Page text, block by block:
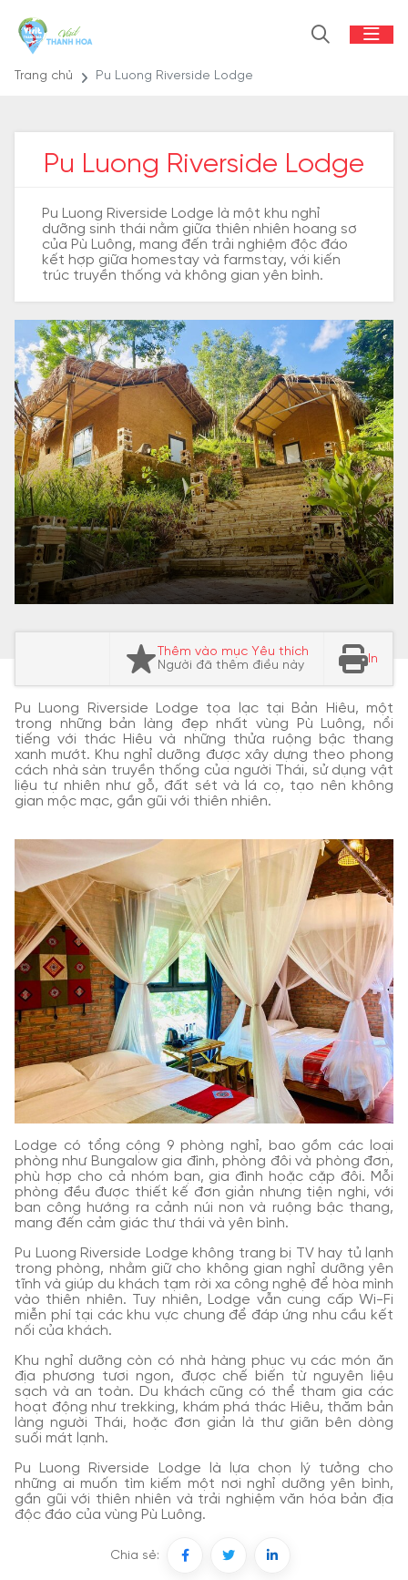
Trang chủ Pu Luong Riverside Lodge
Pu Luong Riverside Lodge
Pu Luong Riverside Lodge là một khu nghỉ
dưỡng sinh thái nằm giữa thiên nhiên hoang sơ
của Pù Luông, mang đến trải nghiệm độc đáo
kết hợp giữa homestay và farmstay, với kiến
trúc truyền thống và không gian yên bình.
Thêm vào mục Yêu thích
Người đã thêm điều này
In
Pu Luong Riverside Lodge tọa lạc tại Bản Hiêu, một
trong những bản làng đẹp nhất vùng Pù Luông, nổi
tiếng với thác Hiêu và những thửa ruộng bậc thang
xanh mướt. Khu nghỉ dưỡng được xây dựng theo phong
cách nhà sàn truyền thống của người Thái, sử dụng vật
liệu tự nhiên như gỗ, đất sét và lá cọ, tạo nên không
gian mộc mạc, gần gũi với thiên nhiên.
Lodge có tổng cộng 9 phòng nghỉ, bao gồm các loại
phòng như Bungalow gia đình, phòng đôi và phòng đơn,
phù hợp cho cả nhóm bạn, gia đình hoặc cặp đôi. Mỗi
phòng đều được thiết kế đơn giản nhưng tiện nghi, với
ban công hướng ra cảnh núi non và ruộng bậc thang,
mang đến cảm giác thư thái và yên bình.
Pu Luong Riverside Lodge không trang bị TV hay tủ lạnh
trong phòng, nhằm giữ cho không gian nghỉ dưỡng yên
tĩnh và giúp du khách tạm rời xa công nghệ để hòa mình
vào thiên nhiên. Tuy nhiên, Lodge vẫn cung cấp Wi-Fi
miễn phí tại các khu vực chung để đáp ứng nhu cầu kết
nối của khách.
Khu nghỉ dưỡng còn có nhà hàng phục vụ các món ăn
địa phương tươi ngon, được chế biến từ nguyên liệu
sạch và an toàn. Du khách cũng có thể tham gia các
hoạt động như trekking, khám phá thác Hiêu, thăm bản
làng người Thái, hoặc đơn giản là thư giãn bên dòng
suối mát lạnh.
Pu Luong Riverside Lodge là lựa chọn lý tưởng cho
những ai muốn tìm kiếm một nơi nghỉ dưỡng yên bình,
gần gũi với thiên nhiên và trải nghiệm văn hóa bản địa
độc đáo của vùng Pù Luông.
Chia sẻ: